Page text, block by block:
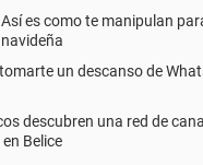
Así es como te manipulan
un descanso de
descubren una red de
Belice